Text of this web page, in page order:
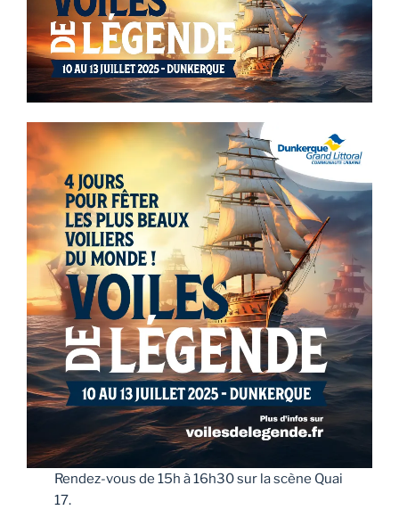
Rendez-vous de 15h à 16h30 sur la scène Quai
17.